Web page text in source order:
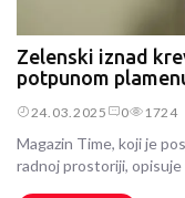
Zelenski iznad
potpunom
24.03.2025 0 1724
Magazin Time, koji je
radnoj prostoriji,